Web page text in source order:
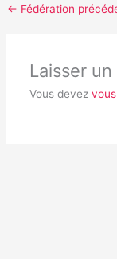
← Fédération
Laisser
Vous devez